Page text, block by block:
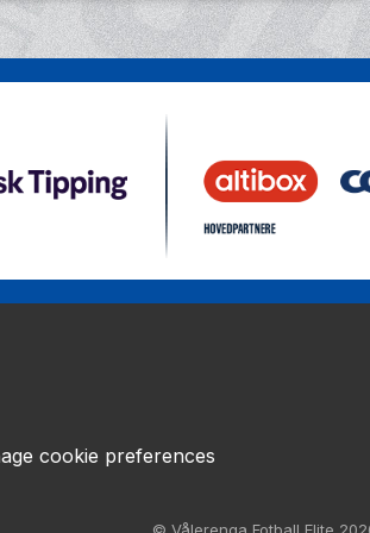
cookie preferences